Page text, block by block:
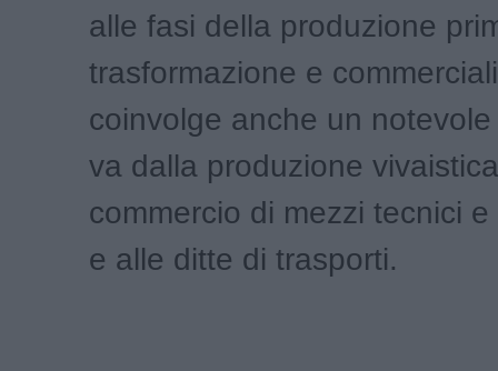
alle fasi della produzione
trasformazione e
coinvolge anche un
va dalla produzione
commercio di mezzi tecnici
e alle ditte di trasporti.